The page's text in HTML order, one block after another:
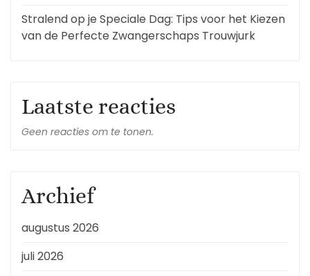
Stralend op je Speciale Dag: Tips voor het Kiezen
van de Perfecte Zwangerschaps Trouwjurk
Laatste reacties
Geen reacties om te tonen.
Archief
augustus 2026
juli 2026